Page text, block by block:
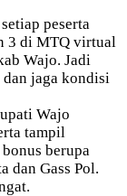
peserta
3 di MTQ virtual
Wajo. Jadi
dan jaga kondisi
Wajo
tampil
berupa
dan Gass Pol.